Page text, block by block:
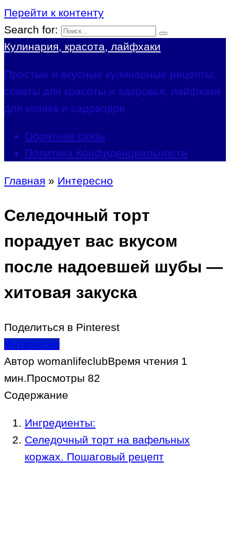
Перейти к контенту
Search for:
Кулинария, красота, лайфхаки
Простые и вкусные кулинарные рецепты,
советы для красоты и здоровья, лайфхаки
для хозяек и садоводов
Обратная связь
Политика Конфиденциальности
Главная » Интересно
Селедочный торт
порадует вас вкусом
после надоевшей шубы —
хитовая закуска
Поделиться в Pinterest
Интересно
Автор womanlifeclubВремя чтения 1
мин.Просмотры 82
Содержание
Ингредиенты:
Селедочный торт на вафельных
коржах. Пошаговый рецепт